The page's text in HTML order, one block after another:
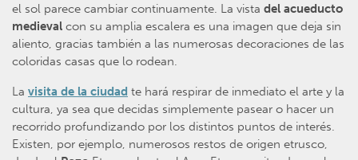
el sol parece cambiar continuamente. La vista del acueducto
medieval con su amplia escalera es una imagen que deja sin
aliento, gracias también a las numerosas decoraciones de las
coloridas casas que lo rodean.
La visita de la ciudad te hará respirar de inmediato el arte y la
cultura, ya sea que decidas simplemente pasear o hacer un
recorrido profundizando por los distintos puntos de interés.
Existen, por ejemplo, numerosos restos de origen etrusco,